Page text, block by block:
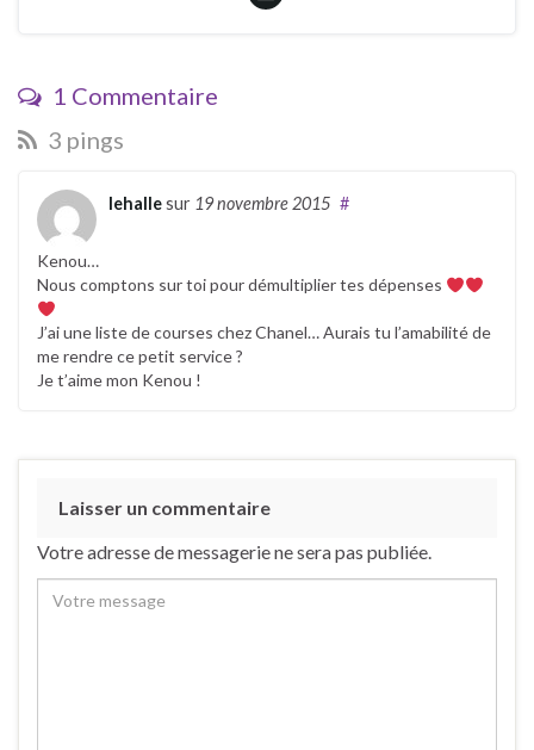
1 Commentaire
3 pings
lehallesur 19 novembre 2015 #
Kenou…
Nous comptons sur toi pour démultiplier tes dépenses
J’ai une liste de courses chez Chanel… Aurais tu l’amabilité de
me rendre ce petit service ?
Je t’aime mon Kenou !
Laisser un commentaire
Votre adresse de messagerie ne sera pas publiée.